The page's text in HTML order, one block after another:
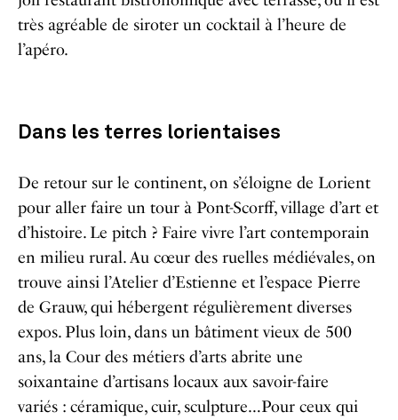
très agréable de siroter un cocktail à l’heure de
l’apéro.
Dans les terres lorientaises
De retour sur le continent, on s’éloigne de Lorient
pour aller faire un tour à Pont-Scorff, village d’art et
d’histoire. Le pitch ? Faire vivre l’art contemporain
en milieu rural. Au cœur des ruelles médiévales, on
trouve ainsi l’Atelier d’Estienne et l’espace Pierre
de Grauw, qui hébergent régulièrement diverses
expos. Plus loin, dans un bâtiment vieux de 500
ans, la Cour des métiers d’arts abrite une
soixantaine d’artisans locaux aux savoir-faire
variés : céramique, cuir, sculpture…Pour ceux qui